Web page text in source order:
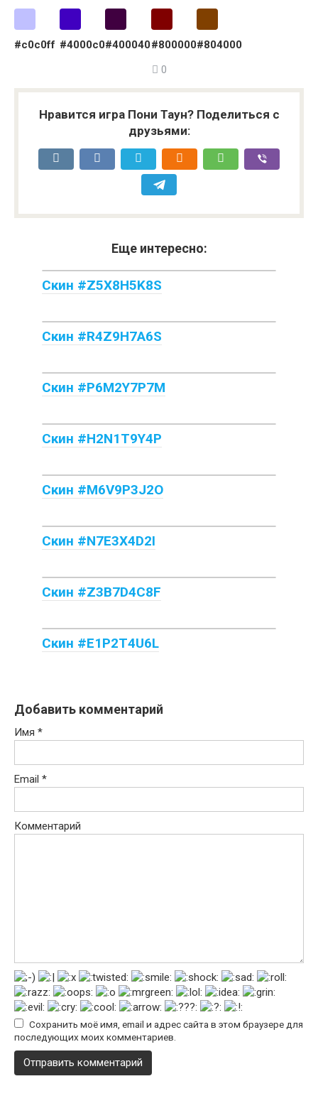
#c0c0ff #4000c0#400040#800000#804000
0
Нравится игра Пони Таун? Поделиться с
друзьями:
Еще интересно:
Скин #Z5X8H5K8S
Скин #R4Z9H7A6S
Скин #P6M2Y7P7M
Скин #H2N1T9Y4P
Скин #M6V9P3J2O
Скин #N7E3X4D2I
Скин #Z3B7D4C8F
Скин #E1P2T4U6L
Добавить комментарий
Имя *
Email *
Комментарий
Сохранить моё имя, email и адрес сайта в этом браузере для
последующих моих комментариев.